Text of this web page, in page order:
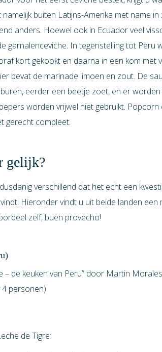
buiten Latijns-Amerika met name
anders. Hoewel ook in Ecuador veel
garnalenceviche. In tegenstelling tot Peru
kort gekookt en daarna in een kom met
bevat de marinade limoen en zout. De
eerder een beetje zoet, en er
worden vrijwel niet gebruikt.
gerecht compleet.
gelijk?
verschillend dat het echt een
Hieronder vindt u uit beide landen
zelf, buen provecho!
– de keuken van Peru” door Martin
personen)
de Tigre: